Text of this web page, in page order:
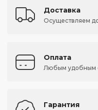
Доставка
Осуществляем
Оплата
Любым удобным
Гарантия